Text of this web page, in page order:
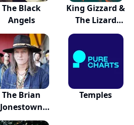
The Black
Angels
King Gizzard &
The Lizard
Wizard
The Brian
Jonestown
Massacre
Temples